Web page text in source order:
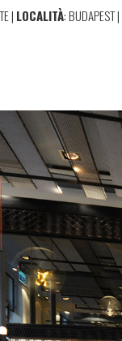
| LOCALITÀ: BUDAPEST |